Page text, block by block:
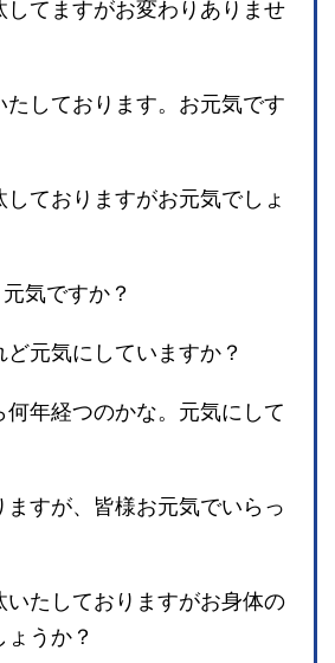
してますがお変わりありませ
しております。お元気です
ておりますがお元気でしょ
気ですか？
元気にしていますか？
年経つのかな。元気にして
ますが、皆様お元気でいらっ
いたしておりますがお身体の
うか？